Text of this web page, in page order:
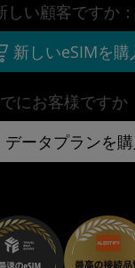
にお客様ですか
データプランを購
しい顧客ですか：
新しいeSIMを購